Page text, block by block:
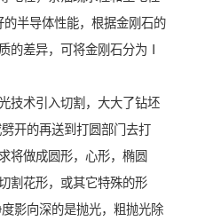
半导体性能，根据金刚石的
的差异，可将金刚石分为Ⅰ
术引入切割，大大了钻坯
开的再送到打圆部门去打
将做成圆形，心形，椭圆
割花形，或其它特殊的形
影向深的是抛光，粗抛光除